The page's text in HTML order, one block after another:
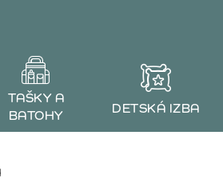
TAŠKY A
BATOHY
DETSKÁ IZBA